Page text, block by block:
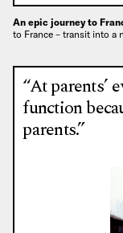
An epic journey to
to France – transit into a
“At parents’
function
parents.”